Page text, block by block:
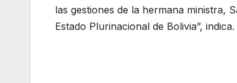
las gestiones de la hermana ministra,
Estado Plurinacional de Bolivia”, indica.